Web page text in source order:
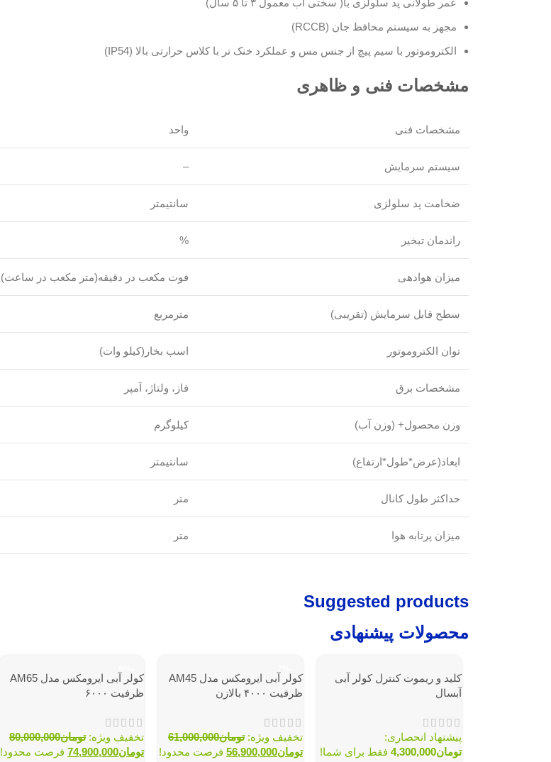
عمر طولانی پد سلولزی با( سختی آب معمول ۳ تا ۵ سال)
مجهز به سیستم محافظ جان (RCCB)
الکتروموتور با سیم پیچ از جنس مس و عملکرد خنک تر با کلاس حرارتی بالا (IP54)
مشخصات فنی و ظاهری
مشخصات فنی واحد
سیستم سرمایش –
ضخامت پد سلولزی سانتیمتر
راندمان تبخیر %
میزان هوادهی فوت مکعب در دقیقه(متر مکعب در ساعت)
سطح قابل سرمایش (تقریبی) مترمربع
توان الکتروموتور اسب بخار(کیلو وات)
مشخصات برق فاز، ولتاژ، آمپر
وزن محصول+ (وزن آب) کیلوگرم
ابعاد(عرض*طول*ارتفاع) سانتیمتر
حداکثر طول کانال متر
میزان پرتابه هوا متر
Suggested products
محصولات پیشنهادی
کلید و ریموت کنترل کولر آبی
آبسال
پیشنهاد انحصاری:
تومان4,300,000 فقط برای شما!
کولر آبی ایرومکس مدل AM45
ظرفیت ۴۰۰۰ بالازن
تخفیف ویژه:تومان61,000,000
تومان56,900,000 فرصت محدود!
کولر آبی ایرومکس مدل AM65
ظرفیت ۶۰۰۰
تخفیف ویژه:تومان80,000,000
تومان74,900,000 فرصت محدود!